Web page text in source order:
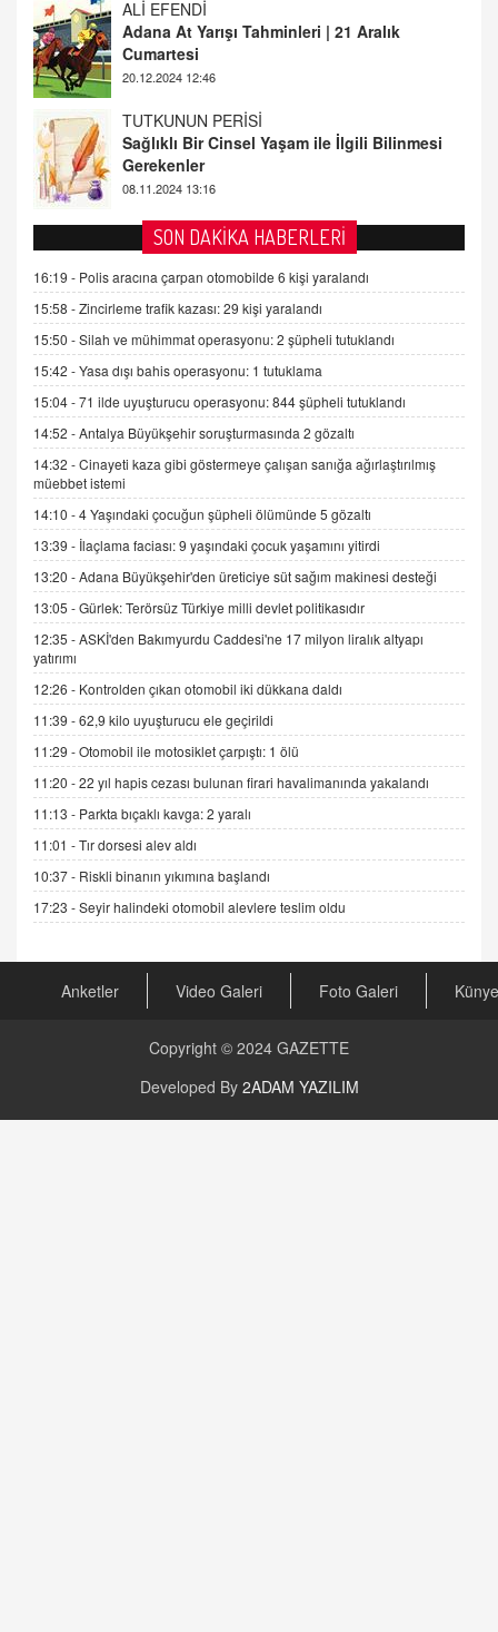
TUTKUNUN PERİSİ
Sağlıklı Bir Cinsel Yaşam ile İlgili Bilinmesi
Gerekenler
08.11.2024 13:16
FARUK ÖNALAN
Tezkere Onaylanmasaydı…
2 Kasım 2021 Salı 00:11
AV. DOĞAN CAN DOĞAN
Kişisel verilerin korunması ve dijital hukukun
gelişimi
15.09.2025 16:17
SEHER EREK
Kış Ayları Geldi, Hangi Önlemler Alınmalı?
9.12.2025 10:11
İNCİ GÜL AKÖL
Trump Keşke Adana'yı da Ziyaret Etse...
06.07.2026 13:00
ADEM AKÖL
Esed Destekçilerinin Yüzüne Vurulan Şamar:
Sednaya
11.12.2024 12:30
DR. EKREM ASLAN
Gerçek Ne, Algı Ne? "Beraber Yürüyoruz"
Cümlesinin Peşinden
19.07.2025 12:45
GÖNÜL MENEKŞE
Şifacının Yolu
04.11.2025 12:56
AV. RÜMEYSA ÖZKALE
Kira Uyuşmazlıklarında Dava Açmadan Önce
23.09.2023 16:30
CAN UĞURATEŞ
16.12.2024 14:16
GÜNLÜK BURÇ YORUMU
SON DAKİKA HABERLERİ
16:19 - Polis aracına çarpan otomobilde 6 kişi yaralandı
15:58 -Zincirleme trafik kazası: 29 kişi yaralandı
15:50 -Silah ve mühimmat operasyonu: 2 şüpheli tutuklandı
15:42 -Yasa dışı bahis operasyonu: 1 tutuklama
15:04 -71 ilde uyuşturucu operasyonu: 844 şüpheli tutuklandı
14:52 -Antalya Büyükşehir soruşturmasında 2 gözaltı
14:32 -Cinayeti kaza gibi göstermeye çalışan sanığa ağırlaştırılmış
müebbet istemi
14:10 -4 Yaşındaki çocuğun şüpheli ölümünde 5 gözaltı
13:39 - İlaçlama faciası: 9 yaşındaki çocuk yaşamını yitirdi
13:20 -Adana Büyükşehir'den üreticiye süt sağım makinesi desteği
13:05 -Gürlek: Terörsüz Türkiye milli devlet politikasıdır
12:35 -ASKİ'den Bakımyurdu Caddesi'ne 17 milyon liralık altyapı
yatırımı
12:26 - Kontrolden çıkan otomobil iki dükkana daldı
11:39 -62,9 kilo uyuşturucu ele geçirildi
11:29 -Otomobil ile motosiklet çarpıştı: 1 ölü
11:20 -22 yıl hapis cezası bulunan firari havalimanında yakalandı
11:13 - Parkta bıçaklı kavga: 2 yaralı
11:01 -Tır dorsesi alev aldı
10:37 - Riskli binanın yıkımına başlandı
17:23 -Seyir halindeki otomobil alevlere teslim oldu
Anketler Video Galeri Foto Galeri Künye
Copyright © 2024 GAZETTE
Developed By 2ADAM YAZILIM